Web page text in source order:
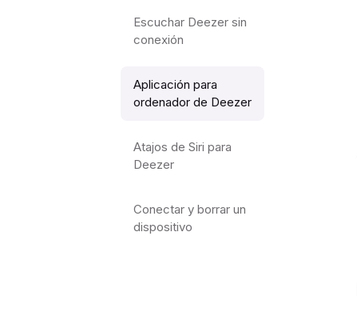
Escuchar Deezer sin
conexión
Aplicación para
ordenador de Deezer
Atajos de Siri para
Deezer
Conectar y borrar un
dispositivo